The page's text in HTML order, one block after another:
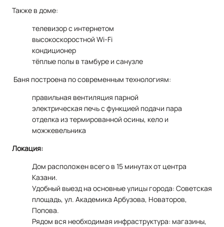
Также в доме:
телевизор с интернетом
высокоскоростной Wi-Fi
кондиционер
тёплые полы в тамбуре и санузле
Баня построена по современным технологиям:
правильная вентиляция парной
электрическая печь с функцией подачи пара
отделка из термированной осины, кело и
можжевельника
Локация:
Дом расположен всего в 15 минутах от центра
Казани.
Удобный выезд на основные улицы города: Советская
площадь, ул. Академика Арбузова, Новаторов,
Попова.
Рядом вся необходимая инфраструктура: магазины,